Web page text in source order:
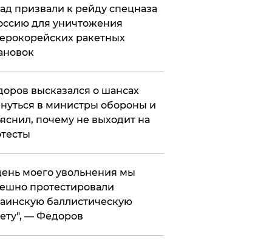
призвали к рейду спецназа
для уничтожения
ракетных
высказался о шансах
в министры обороны и
почему не выходит на
моего увольнения мы
протестировали
баллистическую
— Федоров